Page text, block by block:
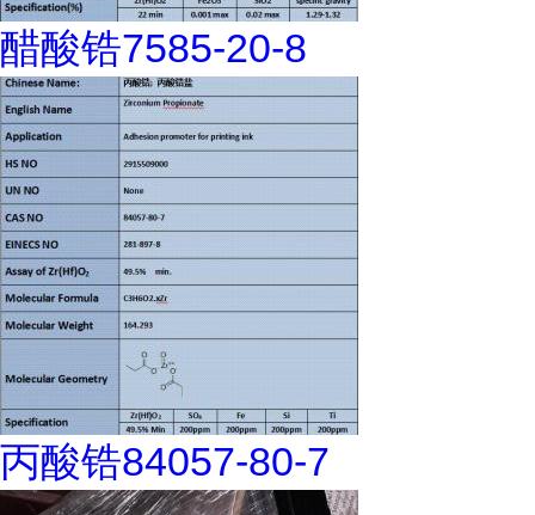
醋酸锆7585-20-8
丙酸锆84057-80-7